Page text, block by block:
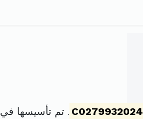
C0279932024 . تم تأسيسها في 20 فيفري 2024 برأس مال قدره